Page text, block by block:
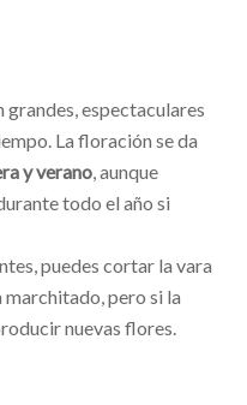
grandes, espectaculares
La floración se da
y verano, aunque
todo el año si
puedes cortar la vara
marchitado, pero si la
nuevas flores.